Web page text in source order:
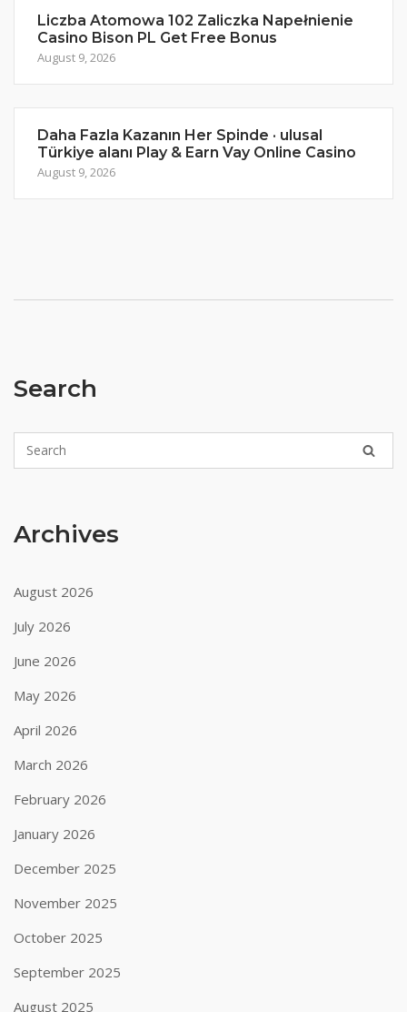
Liczba Atomowa 102 Zaliczka Napełnienie
Casino Bison PL Get Free Bonus
August 9, 2026
Daha Fazla Kazanın Her Spinde · ulusal
Türkiye alanı Play & Earn Vay Online Casino
August 9, 2026
Search
Archives
August 2026
July 2026
June 2026
May 2026
April 2026
March 2026
February 2026
January 2026
December 2025
November 2025
October 2025
September 2025
August 2025